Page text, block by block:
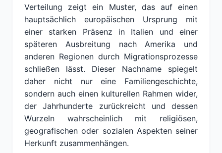
Verteilung zeigt ein Muster, das auf einen
hauptsächlich europäischen Ursprung mit
einer starken Präsenz in Italien und einer
späteren Ausbreitung nach Amerika und
anderen Regionen durch Migrationsprozesse
schließen lässt. Dieser Nachname spiegelt
daher nicht nur eine Familiengeschichte,
sondern auch einen kulturellen Rahmen wider,
der Jahrhunderte zurückreicht und dessen
Wurzeln wahrscheinlich mit religiösen,
geografischen oder sozialen Aspekten seiner
Herkunft zusammenhängen.